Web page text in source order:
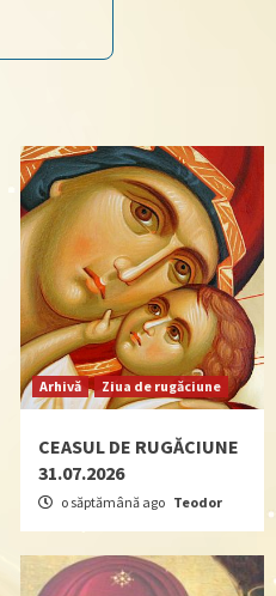
Arhivă Ziua de rugăciune
CEASUL DE RUGĂCIUNE
31.07.2026
o săptămână ago Teodor